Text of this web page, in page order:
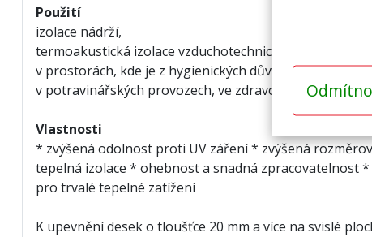
Použití
izolace nádrží,
termoakustická izolace vzduchotechnických rozvodů,
v prostorách, kde je z hygienických důvodů nutné
v potravinářských provozech, ve zdravotnických
Vlastnosti
* zvýšená odolnost proti UV záření * zvýšená
tepelná izolace * ohebnost a snadná zpracovatelnost
pro trvalé tepelné zatížení
K upevnění desek o tloušťce 20 mm a více na svislé